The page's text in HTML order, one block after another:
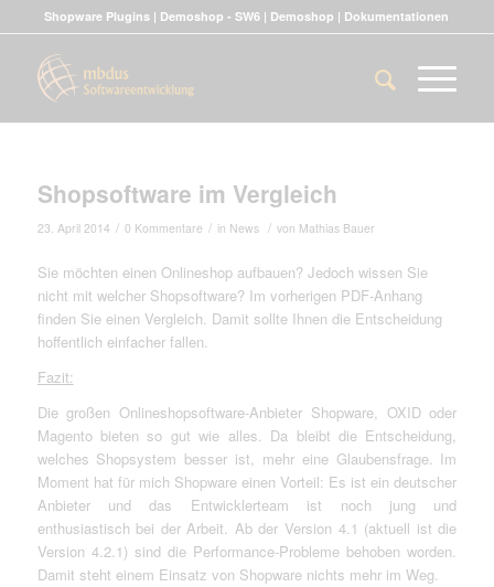
Shopware Plugins | Demoshop - SW6 | Demoshop | Dokumentationen
Shopsoftware im Vergleich
23. April 2014 / 0 Kommentare / in News / von Mathias Bauer
Sie möchten einen Onlineshop aufbauen? Jedoch wissen Sie
nicht mit welcher Shopsoftware? Im vorherigen PDF-Anhang
finden Sie einen Vergleich. Damit sollte Ihnen die Entscheidung
hoffentlich einfacher fallen.
Fazit:
Die großen Onlineshopsoftware-Anbieter Shopware, OXID oder
Magento bieten so gut wie alles. Da bleibt die Entscheidung,
welches Shopsystem besser ist, mehr eine Glaubensfrage. Im
Moment hat für mich Shopware einen Vorteil: Es ist ein deutscher
Anbieter und das Entwicklerteam ist noch jung und
enthusiastisch bei der Arbeit. Ab der Version 4.1 (aktuell ist die
Version 4.2.1) sind die Performance-Probleme behoben worden.
Damit steht einem Einsatz von Shopware nichts mehr im Weg.